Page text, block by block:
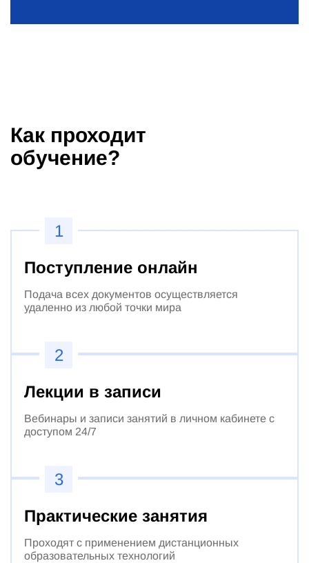
Как проходит
обучение?
1
Поступление онлайн
Подача всех документов осуществляется
удаленно из любой точки мира
2
Лекции в записи
Вебинары и записи занятий в личном кабинете с
доступом 24/7
3
Практические занятия
Проходят с применением дистанционных
образовательных технологий